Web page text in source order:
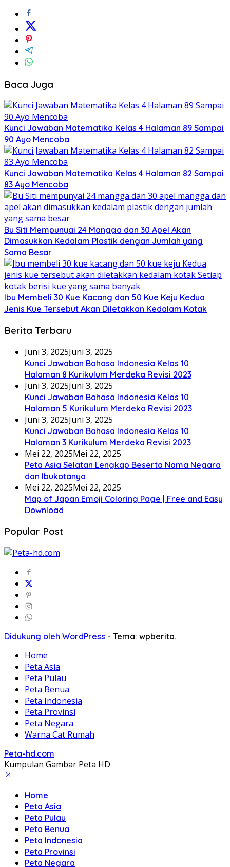
Baca Juga
Kunci Jawaban Matematika Kelas 4 Halaman 89 Sampai
90 Ayo Mencoba
Kunci Jawaban Matematika Kelas 4 Halaman 82 Sampai
83 Ayo Mencoba
Bu Siti Mempunyai 24 Mangga dan 30 Apel Akan
Dimasukkan Kedalam Plastik dengan Jumlah yang
Sama Besar
Ibu Membeli 30 Kue Kacang dan 50 Kue Keju Kedua
Jenis Kue Tersebut Akan Diletakkan Kedalam Kotak
Berita Terbaru
Juni 3, 2025Juni 3, 2025
Kunci Jawaban Bahasa Indonesia Kelas 10
Halaman 8 Kurikulum Merdeka Revisi 2023
Juni 3, 2025Juni 3, 2025
Kunci Jawaban Bahasa Indonesia Kelas 10
Halaman 5 Kurikulum Merdeka Revisi 2023
Juni 3, 2025Juni 3, 2025
Kunci Jawaban Bahasa Indonesia Kelas 10
Halaman 3 Kurikulum Merdeka Revisi 2023
Mei 22, 2025Mei 22, 2025
Peta Asia Selatan Lengkap Beserta Nama Negara
dan Ibukotanya
Mei 22, 2025Mei 22, 2025
Map of Japan Emoji Coloring Page | Free and Easy
Download
Popular Post
Didukung oleh WordPress - Tema: wpberita.
Home
Peta Asia
Peta Pulau
Peta Benua
Peta Indonesia
Peta Provinsi
Peta Negara
Warna Cat Rumah
Peta-hd.com
Kumpulan Gambar Peta HD
Home
Peta Asia
Peta Pulau
Peta Benua
Peta Indonesia
Peta Provinsi
Peta Negara